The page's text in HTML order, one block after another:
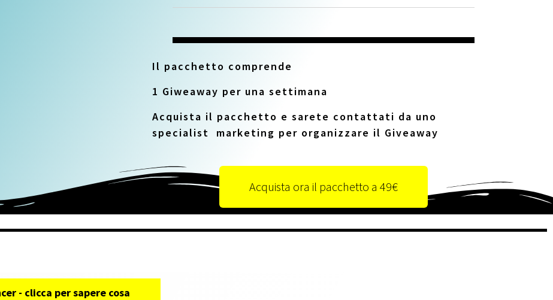
Il pacchetto comprende
1 Giweaway per una settimana
Acquista il pacchetto e sarete contattati da uno
specialist marketing per organizzare il Giveaway
Acquista ora il pacchetto a 49€
- clicca per sapere cosa